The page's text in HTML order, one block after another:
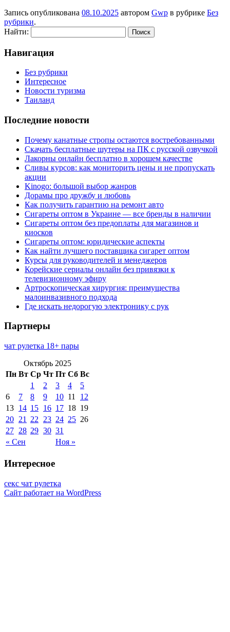
Запись опубликована 08.10.2025 автором Gwp в рубрике Без
рубрики.
Найти:
Навигация
Без рубрики
Интересное
Новости туризма
Таиланд
Последние новости
Почему канатные стропы остаются востребованными
Скачать бесплатные шутеры на ПК с русской озвучкой
Лакорны онлайн бесплатно в хорошем качестве
Сливы курсов: как мониторить цены и не пропускать
акции
Kinogo: большой выбор жанров
Дорамы про дружбу и любовь
Как получить гарантию на ремонт авто
Сигареты оптом в Украине — все бренды в наличии
Сигареты оптом без предоплаты для магазинов и
киосков
Сигареты оптом: юридические аспекты
Как найти лучшего поставщика сигарет оптом
Курсы для руководителей и менеджеров
Корейские сериалы онлайн без привязки к
телевизионному эфиру
Артроскопическая хирургия: преимущества
малоинвазивного подхода
Где искать недорогую электронику с рук
Партнеры
чат рулетка 18+ пары
Октябрь 2025
Пн Вт Ср Чт Пт Сб Вс
« Сен Ноя »
1 2 3 4
5
6
7 8 9 10 11
12
13 14 15 16 17 18 19
20 21 22 23 24 25 26
27 28 29 30 31
Интересное
секс чат рулетка
Сайт работает на WordPress